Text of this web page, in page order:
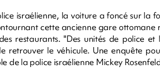
israélienne, la voiture a foncé sur la
cette ancienne gare ottomane
restaurants. "Des unités de police et
retrouver le véhicule. Une enquête
de la police israélienne Mickey